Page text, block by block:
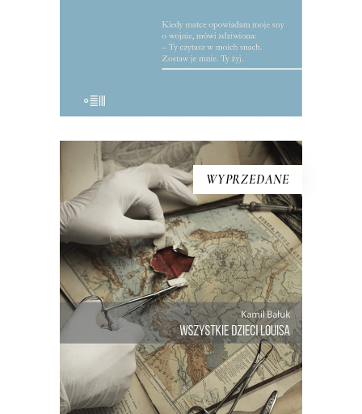
zł 22.50 zł
KSIĄŻKA DO KOSZYKA
WYPRZEDANE
[EBOOK] Kamil Bałuk –
WSZYSTKIE DZIECI LOUISA
Ta historia zelektryzowała Holandię, ale
to młody polski reporter napisał o niej
najpełniej. Podczas swojego
drobiazgowego reporterskiego
śledztwa Kamil Bałuk szukał
odpowiedzi na pytanie, jak doszło do
tego, że jeden człowiek został ojcem